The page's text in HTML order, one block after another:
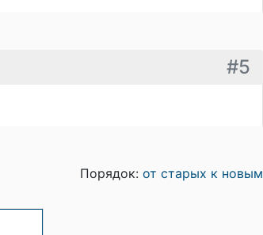
#5
Порядок: от старых к новым